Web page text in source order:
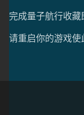
完成量子航行收藏
请重启你的游戏使